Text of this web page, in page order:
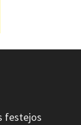
festejos